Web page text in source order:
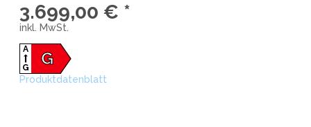
3.699,00 € *
inkl. MwSt.
G
A
G
Produktdatenblatt